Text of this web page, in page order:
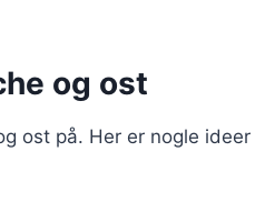
og ost
ost på. Her er nogle ideer